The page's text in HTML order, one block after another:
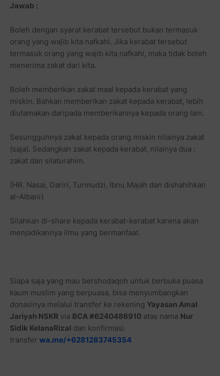
Jawab :
Boleh dengan syarat kerabat tersebut bukan termasuk
orang yang wajib kita nafkahi. Jika kerabat tersebut
termasuk orang yang wajib kita nafkahi, maka tidak boleh
menerima zakat dari kita.
Boleh memberikan zakat maal kepada kerabat yang
miskin. Bahkan memberikan zakat kepada kerabat, lebih
diutamakan daripada memberikannya kepada orang lain.
Sesungguhnya zakat kepada orang miskin nilainya zakat
(saja). Sedangkan zakat kepada kerabat, nilainya dua :
zakat dan silaturahim.
(HR. Nasai, Dariri, Turmudzi, Ibnu Majah dan dishahihkan
al-Albani)
Silahkan di-share kepada kerabat-kerabat karena akan
menjadikannya ilmu yang bermanfaat.
Siapa saja yang mau bershodaqoh untuk berbuka puasa
kaum muslim yang berpuasa, bisa menyumbangkan
donasinya melalui transfer ke rekening Yayasan Amal
Jariyah NSKR via BCA #6240486910 atas nama Nur
Sidik KelanaRizal dan konfirmasi
transfer wa.me/+6281283745354